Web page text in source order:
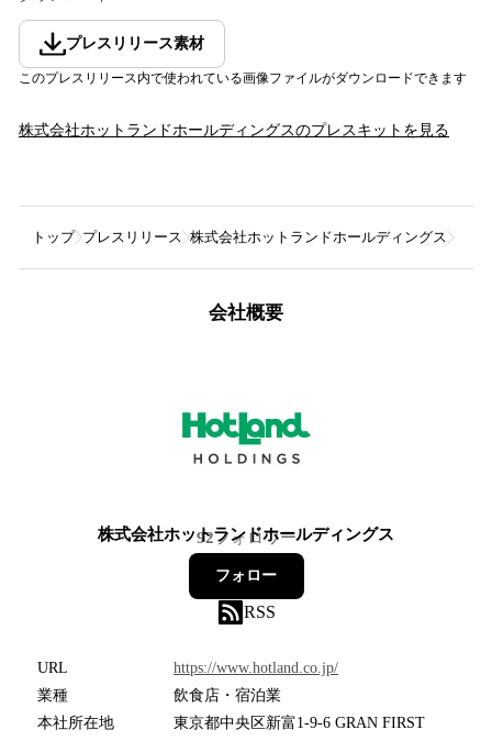
プレスリリース素材
このプレスリリース内で使われている画像ファイルがダウンロードできます
株式会社ホットランドホールディングスのプレスキットを見る
トップ プレスリリース 株式会社ホットランドホールディングス
会社概要
株式会社ホットランドホールディングス
92フォロワー
フォロー
RSS
URL
https://www.hotland.co.jp/
業種
飲食店・宿泊業
本社所在地
東京都中央区新富1-9-6 GRAN FIRST